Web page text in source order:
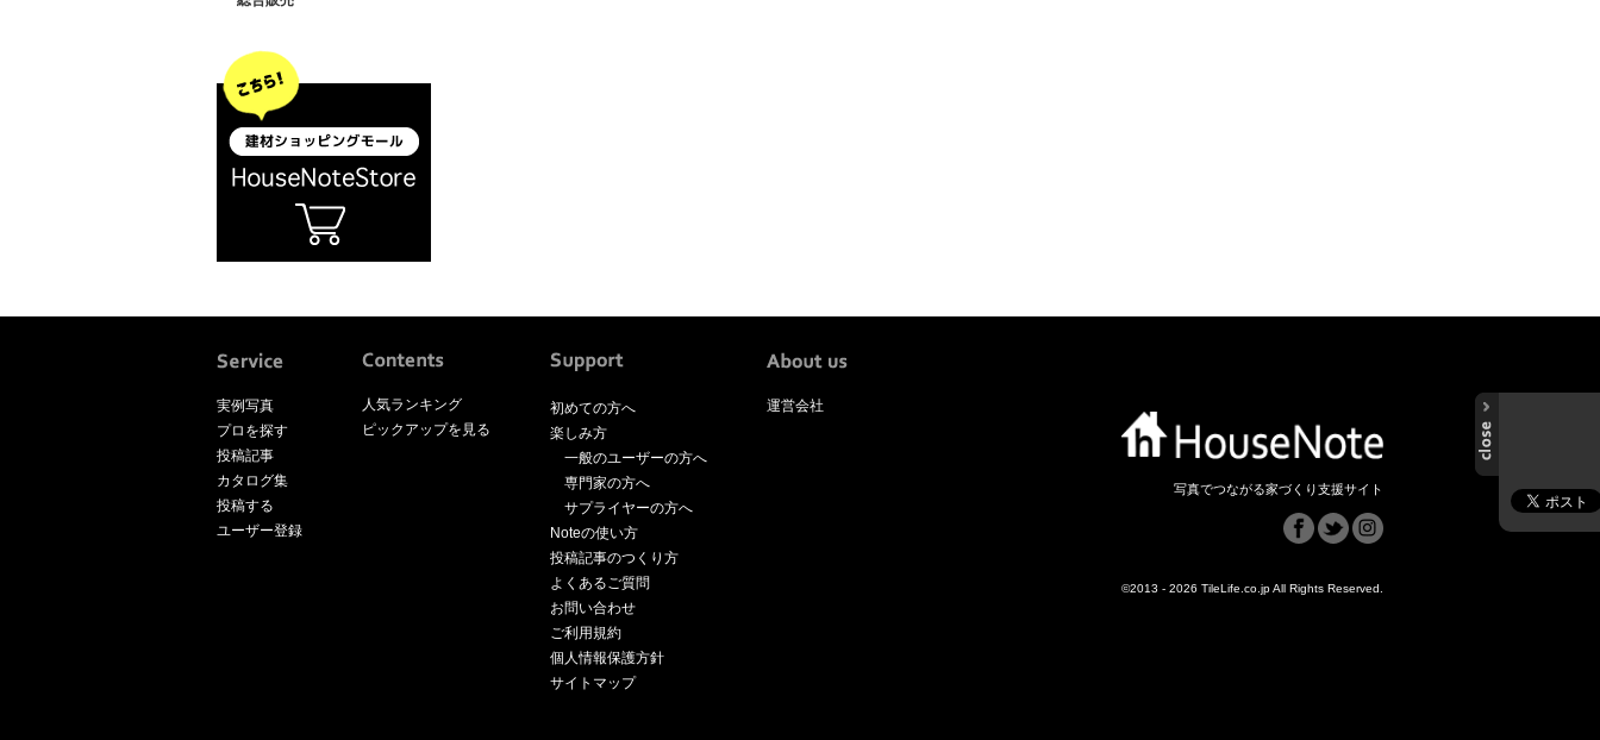
実例写真
プロを探す
投稿記事
カタログ集
投稿する
ユーザー登録
人気ランキング
ピックアップを見る
初めての方へ
楽しみ方
一般のユーザーの方へ
専門家の方へ
サプライヤーの方へ
Noteの使い方
投稿記事のつくり方
よくあるご質問
お問い合わせ
ご利用規約
個人情報保護方針
サイトマップ
運営会社
写真でつながる家づくり支援サイト
©2013 - 2026 TileLife.co.jp All Rights Reserved.